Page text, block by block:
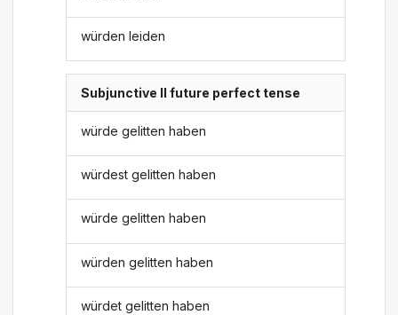
würden leiden
Subjunctive II future perfect tense
würde gelitten haben
würdest gelitten haben
würde gelitten haben
würden gelitten haben
würdet gelitten haben